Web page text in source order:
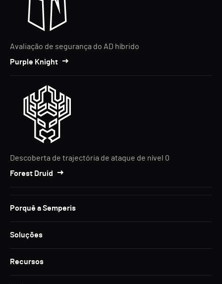
Avaliação de segurança do AD híbrido
Purple Knight
Descoberta de trajectória de ataque de nível 0
Forest Druid
Porquê a Semperis
Soluções
Recursos